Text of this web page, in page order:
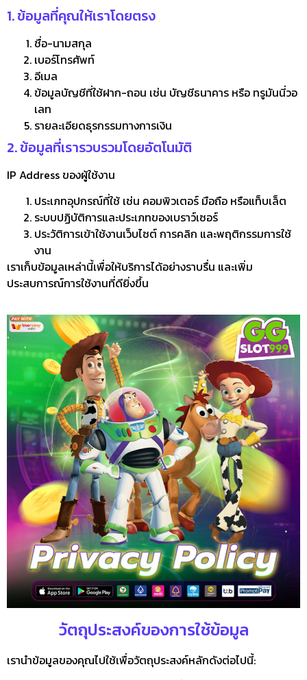
1. ข้อมูลที่คุณให้เราโดยตรง
ชื่อ-นามสกุล
เบอร์โทรศัพท์
อีเมล
ข้อมูลบัญชีที่ใช้ฝาก-ถอน เช่น บัญชีธนาคาร หรือ ทรูมันนี่วอ
เลท
รายละเอียดธุรกรรมทางการเงิน
2. ข้อมูลที่เรารวบรวมโดยอัตโนมัติ
IP Address ของผู้ใช้งาน
ประเภทอุปกรณ์ที่ใช้ เช่น คอมพิวเตอร์ มือถือ หรือแท็บเล็ต
ระบบปฏิบัติการและประเภทของเบราว์เซอร์
ประวัติการเข้าใช้งานเว็บไซต์ การคลิก และพฤติกรรมการใช้
งาน
เราเก็บข้อมูลเหล่านี้เพื่อให้บริการได้อย่างราบรื่น และเพิ่ม
ประสบการณ์การใช้งานที่ดียิ่งขึ้น
วัตถุประสงค์ของการใช้ข้อมูล
เรานำข้อมูลของคุณไปใช้เพื่อวัตถุประสงค์หลักดังต่อไปนี้: